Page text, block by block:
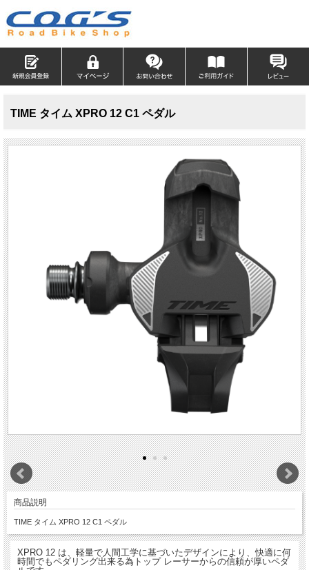
TIME タイム XPRO 12 C1 ペダル
商品説明
TIME タイム XPRO 12 C1 ペダル
XPRO 12 は、軽量で人間工学に基づいたデザインにより、快適に何
時間でもペダリング出来る為トップ レーサーからの信頼が厚いペダ